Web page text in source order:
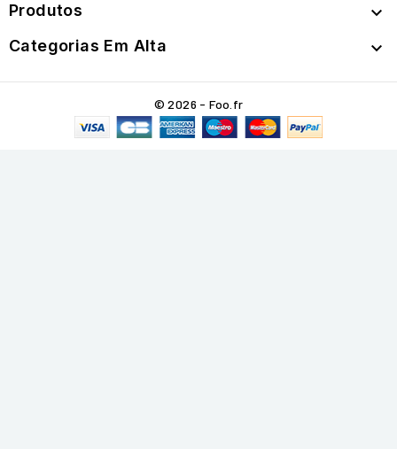
Produtos 
Categorias Em Alta 
© 2026 - Foo.fr